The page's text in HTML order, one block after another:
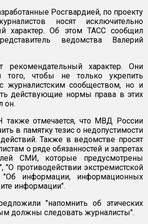
Росгвардией, по проекту
носят исключительно
характер. Об этом ТАСС сообщил
ведомства Валерий
характер. Они
того, чтобы не только укрепить
журналистским сообществом, но и
действующие нормы права в этих
он.
отмечается, что МВД России
в памятку тезис о недопустимости
Также в ведомстве просят
о ряде обязанностей и запретах
СМИ, которые предусмотрены
противодействии экстремистской
"Об информации, информационных
информации".
"напомнить об этических
должны следовать журналисты".